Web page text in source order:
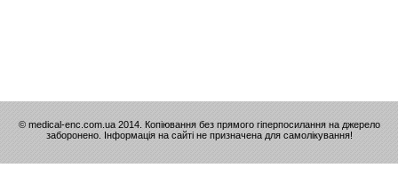
© medical-enc.com.ua 2014. Копіювання без прямого гіперпосилання на джерело
заборонено. Інформація на сайті не призначена для самолікування!